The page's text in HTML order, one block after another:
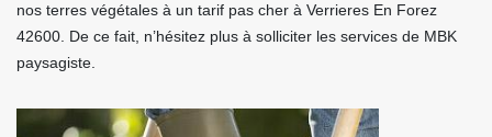
nos terres végétales à un tarif pas cher à Verrieres En Forez
42600. De ce fait, n’hésitez plus à solliciter les services de MBK
paysagiste.